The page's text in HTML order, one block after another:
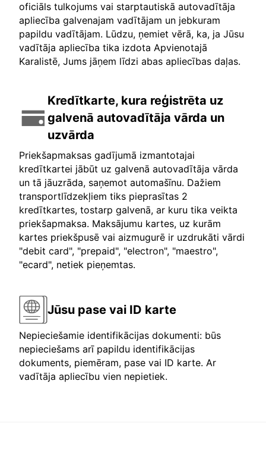
oficiāls tulkojums vai starptautiskā autovadītāja
apliecība galvenajam vadītājam un jebkuram
papildu vadītājam. Lūdzu, ņemiet vērā, ka, ja Jūsu
vadītāja apliecība tika izdota Apvienotajā
Karalistē, Jums jāņem līdzi abas apliecības daļas.
Kredītkarte, kura reģistrēta uz
galvenā autovadītāja vārda un
uzvārda
Priekšapmaksas gadījumā izmantotajai
kredītkartei jābūt uz galvenā autovadītāja vārda
un tā jāuzrāda, saņemot automašīnu. Dažiem
transportlīdzekļiem tiks pieprasītas 2
kredītkartes, tostarp galvenā, ar kuru tika veikta
priekšapmaksa. Maksājumu kartes, uz kurām
kartes priekšpusē vai aizmugurē ir uzdrukāti vārdi
"debit card", "prepaid", "electron", "maestro",
"ecard", netiek pieņemtas.
Jūsu pase vai ID karte
Nepieciešamie identifikācijas dokumenti: būs
nepieciešams arī papildu identifikācijas
dokuments, piemēram, pase vai ID karte. Ar
vadītāja apliecību vien nepietiek.